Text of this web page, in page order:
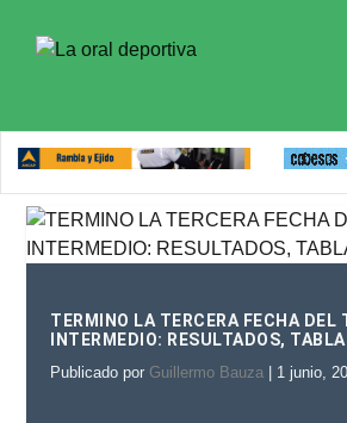
TERMINO LA TERCERA FECHA DEL
INTERMEDIO: RESULTADOS,
Publicado por Guillermo Bauza 1 junio,